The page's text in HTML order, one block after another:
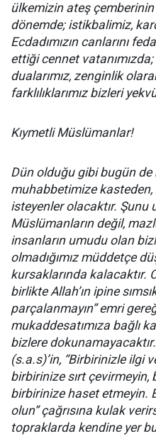
ülkemizin ateş
dönemde; istikbalimiz,
Ecdadımızın canlarını
ettiği cennet
dualarımız, zenginlik
farklılıklarımız bizleri
Kıymetli Müslümanlar!
Dün olduğu gibi bugün
muhabbetimize
isteyenler olacaktır. Şunu
Müslümanların değil,
insanların umudu olan
olmadığımız müddetçe
kursaklarında kalacaktır.
birlikte Allah’ın ipine
parçalanmayın” emri
mukaddesatımıza bağlı
bizlere
(s.a.s)’in, “Birbirinizle ilgi
birbirinize sırt çevirmeyin,
birbirinize haset etmeyin.
olun” çağrısına kulak
topraklarda kendine yer